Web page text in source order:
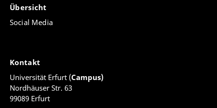
Übersicht
Social Media
Kontakt
Universität Erfurt (Campus)
Nordhäuser Str. 63
99089 Erfurt